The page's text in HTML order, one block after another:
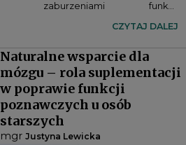
zaburzeniami funkcji
poznawczych i chorobami
poszukiwaniu skutecznych
metod profilaktyki i wsparcia
pracy mózgu coraz większe
znaczenie zyskuje
suplementacja naturalnymi
CZYTAJ DALEJ
Naturalne wsparcie dla
mózgu – rola suplementacji
w poprawie funkcji
poznawczych u osób
starszych
mgr Justyna Lewicka